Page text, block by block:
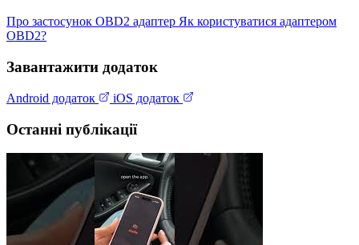
Про застосунок OBD2 адаптер Як користуватися адаптером
OBD2?
Завантажити додаток
Android додаток iOS додаток
Останні публікації